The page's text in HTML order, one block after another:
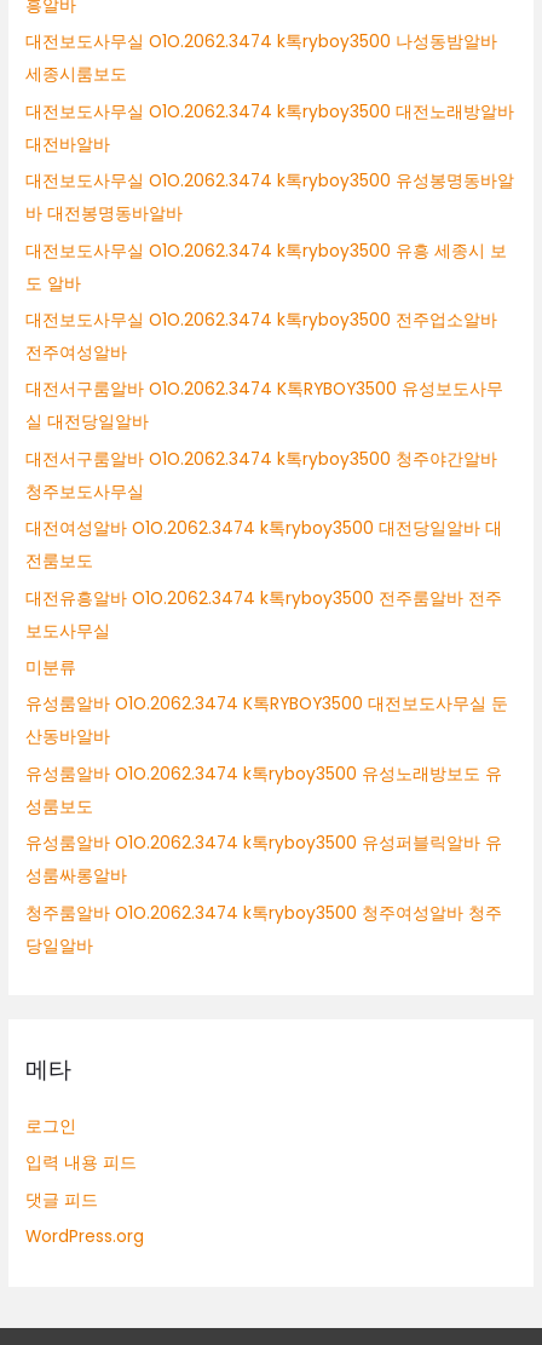
흥알바
대전보도사무실 O1O.2062.3474 k톡ryboy3500 나성동밤알바
세종시룸보도
대전보도사무실 O1O.2062.3474 k톡ryboy3500 대전노래방알바
대전바알바
대전보도사무실 O1O.2062.3474 k톡ryboy3500 유성봉명동바알
바 대전봉명동바알바
대전보도사무실 O1O.2062.3474 k톡ryboy3500 유흥 세종시 보
도 알바
대전보도사무실 O1O.2062.3474 k톡ryboy3500 전주업소알바
전주여성알바
대전서구룸알바 O1O.2062.3474 K톡RYBOY3500 유성보도사무
실 대전당일알바
대전서구룸알바 O1O.2062.3474 k톡ryboy3500 청주야간알바
청주보도사무실
대전여성알바 O1O.2062.3474 k톡ryboy3500 대전당일알바 대
전룸보도
대전유흥알바 O1O.2062.3474 k톡ryboy3500 전주룸알바 전주
보도사무실
미분류
유성룸알바 O1O.2062.3474 K톡RYBOY3500 대전보도사무실 둔
산동바알바
유성룸알바 O1O.2062.3474 k톡ryboy3500 유성노래방보도 유
성룸보도
유성룸알바 O1O.2062.3474 k톡ryboy3500 유성퍼블릭알바 유
성룸싸롱알바
청주룸알바 O1O.2062.3474 k톡ryboy3500 청주여성알바 청주
당일알바
메타
로그인
입력 내용 피드
댓글 피드
WordPress.org